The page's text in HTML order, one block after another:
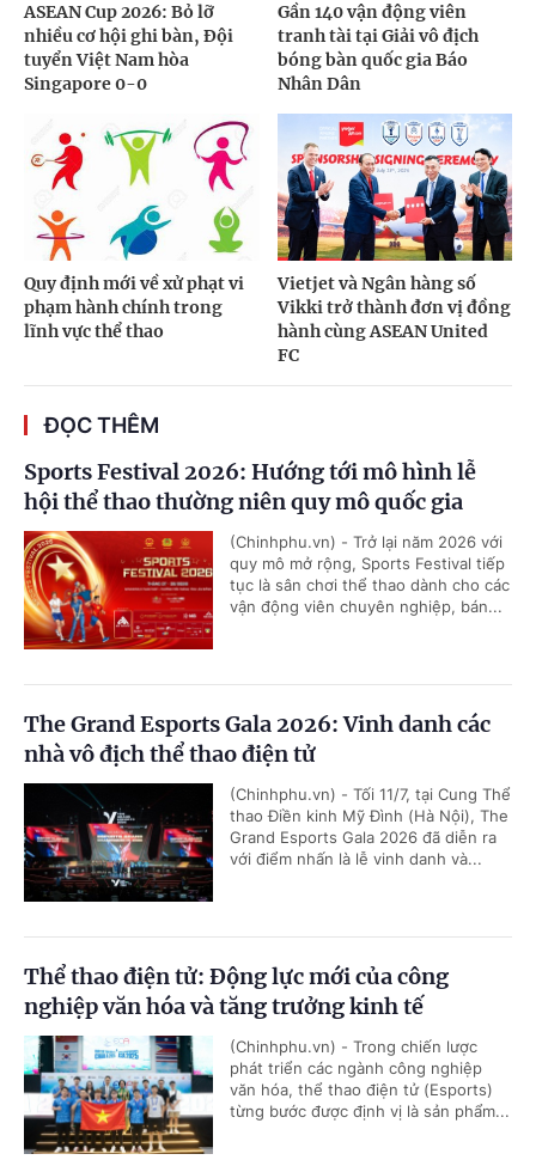
ASEAN Cup 2026: Bỏ lỡ
nhiều cơ hội ghi bàn, Đội
tuyển Việt Nam hòa
Singapore 0-0
Gần 140 vận động viên
tranh tài tại Giải vô địch
bóng bàn quốc gia Báo
Nhân Dân
Quy định mới về xử phạt vi
phạm hành chính trong
lĩnh vực thể thao
Vietjet và Ngân hàng số
Vikki trở thành đơn vị đồng
hành cùng ASEAN United
FC
ĐỌC THÊM
Sports Festival 2026: Hướng tới mô hình lễ
hội thể thao thường niên quy mô quốc gia
(Chinhphu.vn) - Trở lại năm 2026 với
quy mô mở rộng, Sports Festival tiếp
tục là sân chơi thể thao dành cho các
vận động viên chuyên nghiệp, bán...
The Grand Esports Gala 2026: Vinh danh các
nhà vô địch thể thao điện tử
(Chinhphu.vn) - Tối 11/7, tại Cung Thể
thao Điền kinh Mỹ Đình (Hà Nội), The
Grand Esports Gala 2026 đã diễn ra
với điểm nhấn là lễ vinh danh và...
Thể thao điện tử: Động lực mới của công
nghiệp văn hóa và tăng trưởng kinh tế
(Chinhphu.vn) - Trong chiến lược
phát triển các ngành công nghiệp
văn hóa, thể thao điện tử (Esports)
từng bước được định vị là sản phẩm...